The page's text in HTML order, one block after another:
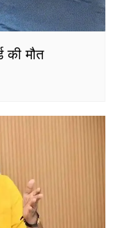
की मौत